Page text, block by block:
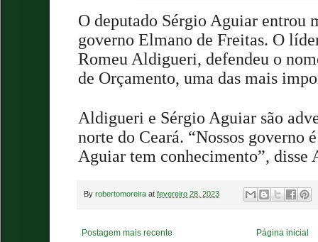
O deputado Sérgio Aguiar entrou
governo Elmano de Freitas. O
Romeu Aldigueri, defendeu o
de Orçamento, uma das mais
Aldigueri e Sérgio Aguiar são
norte do Ceará. “Nossos governo
Aguiar tem conhecimento”, disse
By robertomoreira at fevereiro 28, 2023
Postagem mais recente Página inicial